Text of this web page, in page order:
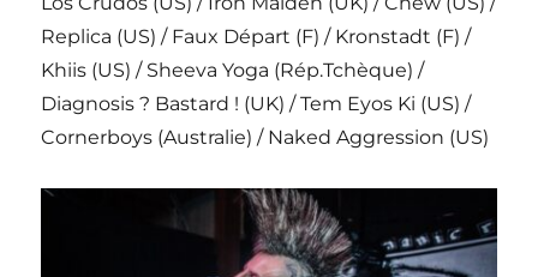
Replica (US) / Faux Départ (F) / Kronstadt (F) /
Khiis (US) / Sheeva Yoga (Rép.Tchèque) /
Diagnosis ? Bastard ! (UK) / Tem Eyos Ki (US) /
Cornerboys (Australie) / Naked Aggression (US)